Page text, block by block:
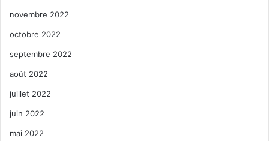
novembre 2022
octobre 2022
septembre 2022
août 2022
juillet 2022
juin 2022
mai 2022